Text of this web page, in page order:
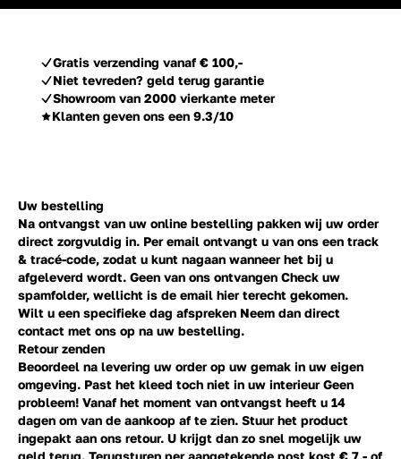
Gratis verzending vanaf € 100,-
Niet tevreden? geld terug garantie
Showroom van 2000 vierkante meter
Klanten geven ons een 9.3/10
Uw bestelling
Na ontvangst van uw online bestelling pakken wij uw order
direct zorgvuldig in. Per email ontvangt u van ons een track
& tracé-code, zodat u kunt nagaan wanneer het bij u
afgeleverd wordt. Geen van ons ontvangen Check uw
spamfolder, wellicht is de email hier terecht gekomen.
Wilt u een specifieke dag afspreken Neem dan direct
contact met ons op na uw bestelling.
Retour zenden
Beoordeel na levering uw order op uw gemak in uw eigen
omgeving. Past het kleed toch niet in uw interieur Geen
probleem! Vanaf het moment van ontvangst heeft u 14
dagen om van de aankoop af te zien. Stuur het product
ingepakt aan ons retour. U krijgt dan zo snel mogelijk uw
geld terug. Terugsturen per aangetekende post kost € 7,- of